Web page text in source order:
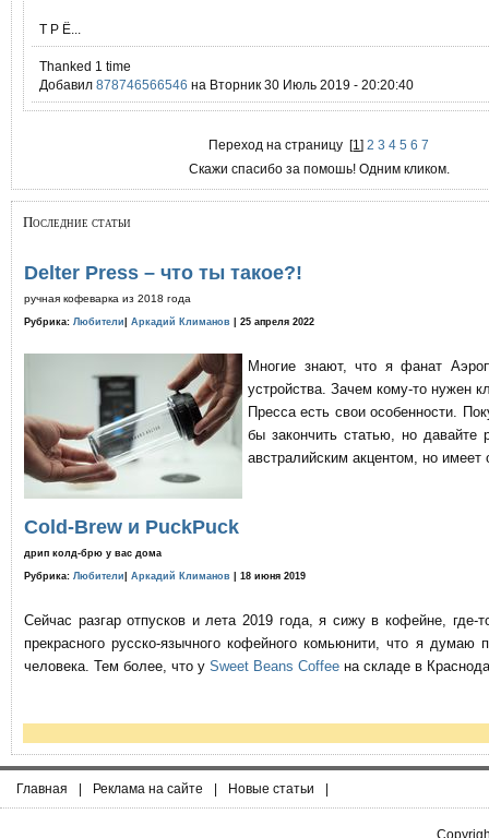
Т Р Ё...
Thanked 1 time
Добавил 878746566546 на Вторник 30 Июль 2019 - 20:20:40
Переход на страницу[1]2 3 4 5 6 7
Скажи спасибо за помошь! Одним кликом.
Последние статьи
Delter Press – что ты такое?!
ручная кофеварка из 2018 года
Рубрика: Любители Аркадий Климанов | 25 апреля 2022
Многие знают, что я фанат
устройства. Зачем кому-то нужен
Пресса есть свои особенности.
бы закончить статью, но давайте
австралийским акцентом, но имеет
Cold-Brew и PuckPuck
дрип колд-брю у вас дома
Рубрика: Любители Аркадий Климанов | 18 июня 2019
Сейчас разгар отпусков и лета 2019 года, я сижу в кофейне,
прекрасного русско-язычного кофейного комьюнити, что я
человека. Тем более, что у Sweet Beans Coffee на складе в
Главная | Реклама на сайте | Новые статьи |